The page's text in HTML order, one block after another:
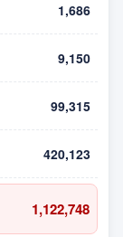
1,686
9,150
99,315
420,123
1,122,748